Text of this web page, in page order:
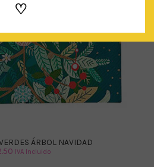
ÁRBOL NAVIDAD
IVA Incluido
♡